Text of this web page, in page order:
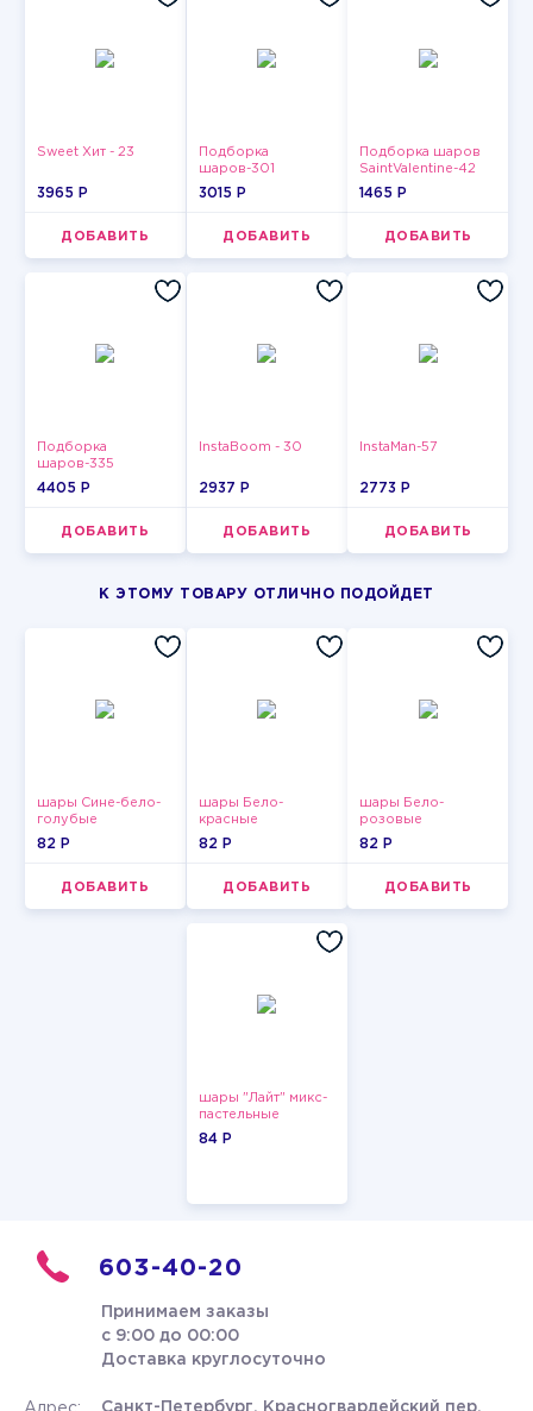
Sweet Хит - 23
3965 P
ДОБАВИТЬ
Подборка
шаров-301
3015 P
ДОБАВИТЬ
Подборка шаров
SaintValentine-42
1465 P
ДОБАВИТЬ
Подборка
шаров-335
4405 P
ДОБАВИТЬ
InstaBoom - 30
2937 P
ДОБАВИТЬ
InstaMan-57
2773 P
ДОБАВИТЬ
К ЭТОМУ ТОВАРУ ОТЛИЧНО ПОДОЙДЕТ
шары Сине-бело-
голубые
пастельные
82 P
ДОБАВИТЬ
шары Бело-
красные
пастельные
82 P
ДОБАВИТЬ
шары Бело-
розовые
пастельные
82 P
ДОБАВИТЬ
шары "Лайт" микс-
пастельные
84 P
603-40-20
Принимаем заказы
с 9:00 до 00:00
Доставка круглосуточно
Санкт-Петербург, Красногвардейский пер.